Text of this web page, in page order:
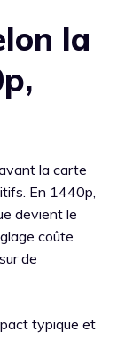
la
la carte
En 1440p,
devient le
coûte
de
typique et